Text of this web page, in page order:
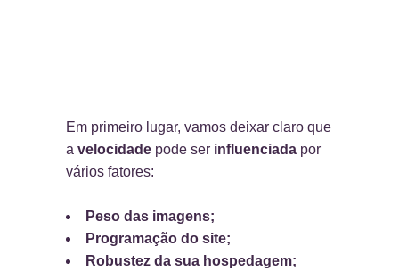
Em primeiro lugar, vamos deixar claro que
a velocidade pode ser influenciada por
vários fatores:
Peso das imagens;
Programação do site;
Robustez da sua hospedagem;